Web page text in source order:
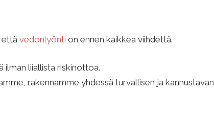
että vedonlyönti on ennen kaikkea viihdettä.
ilman liiallista riskinottoa.
rakennamme yhdessä turvallisen ja kannustavan